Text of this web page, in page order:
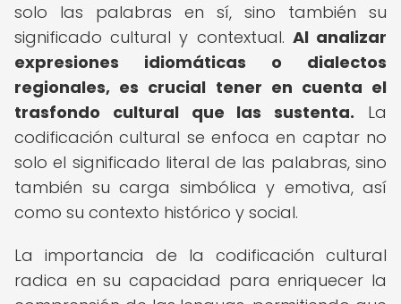
solo las palabras en sí, sino también su
significado cultural y contextual. Al analizar
expresiones idiomáticas o dialectos
regionales, es crucial tener en cuenta el
trasfondo cultural que las sustenta. La
codificación cultural se enfoca en captar no
solo el significado literal de las palabras, sino
también su carga simbólica y emotiva, así
como su contexto histórico y social.
La importancia de la codificación cultural
radica en su capacidad para enriquecer la